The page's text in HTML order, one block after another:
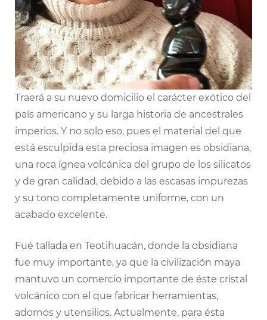
Traerá a su nuevo domicilio el carácter exótico del
país americano y su larga historia de ancestrales
imperios. Y no solo eso, pues el material del que
está esculpida esta preciosa imagen es obsidiana,
una roca ígnea volcánica del grupo de los silicatos
y de gran calidad, debido a las escasas impurezas
y su tono completamente uniforme, con un
acabado excelente.
Fué tallada en Teotihuacán, donde la obsidiana
fue muy importante, ya que la civilización maya
mantuvo un comercio importante de éste cristal
volcánico con el que fabricar herramientas,
adornos y utensilios. Actualmente, para ésta